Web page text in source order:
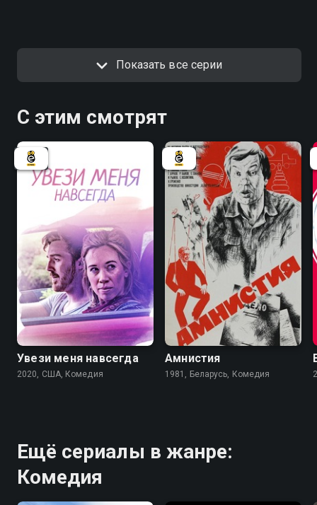
Показать все серии
С этим смотрят
Увези меня навсегда
2020, США, Комедия
6.6
Амнистия
1981, Беларусь, Комедия
Ещё сериалы в жанре:
Комедия